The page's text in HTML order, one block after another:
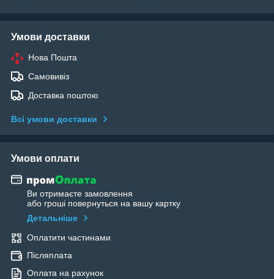
Умови доставки
Нова Пошта
Самовивіз
Доставка поштою
Всі умови доставки
Умови оплати
Ви отримаєте замовлення
або гроші повернуться на вашу картку
Детальніше
Оплатити частинами
Післяплата
Оплата на рахунок